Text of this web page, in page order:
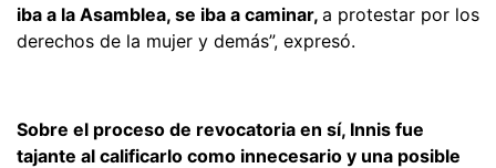
iba a la Asamblea, se iba a caminar, a protestar por los
derechos de la mujer y demás”, expresó.
Sobre el proceso de revocatoria en sí, Innis fue
tajante al calificarlo como innecesario y una posible